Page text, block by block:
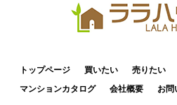
トップページ 買いたい 売りたい
マンションカタログ
会社概要 お問